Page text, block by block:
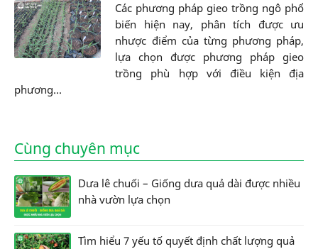
Các phương pháp gieo trồng ngô phổ
biến hiện nay, phân tích được ưu
nhược điểm của từng phương pháp,
lựa chọn được phương pháp gieo
trồng phù hợp với điều kiện địa
phương...
Cùng chuyên mục
Dưa lê chuối – Giống dưa quả dài được nhiều
nhà vườn lựa chọn
Tìm hiểu 7 yếu tố quyết định chất lượng quả